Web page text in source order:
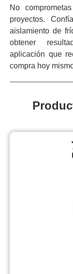
No
proyectos.
aislamiento de
obtener
aplicación que
compra hoy